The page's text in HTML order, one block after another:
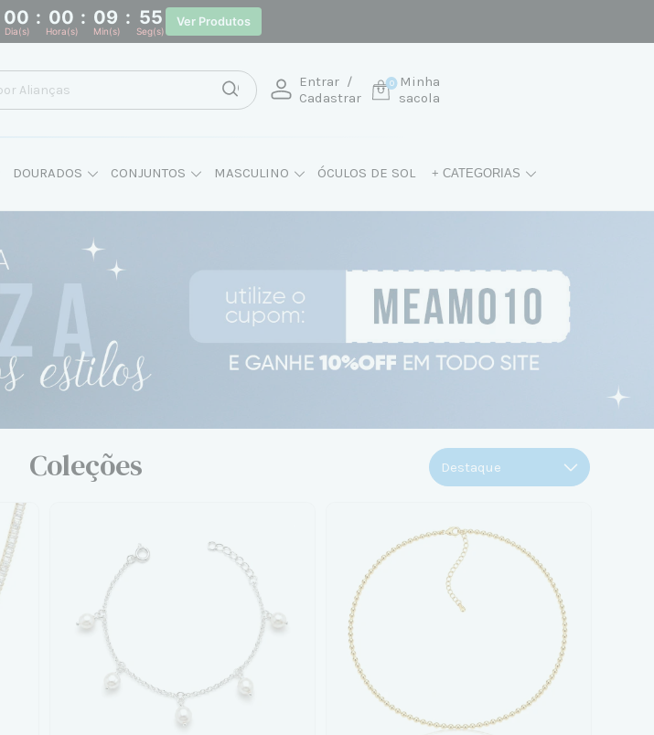
00 : 00 : 09 : 54
Dia(s) Hora(s) Min(s) Seg(s)
Ver Produtos
Entrar /
Cadastrar
Minha
sacola
0
DOURADOS CONJUNTOS MASCULINO ÓCULOS DE SOL + CATEGORIAS
Coleções